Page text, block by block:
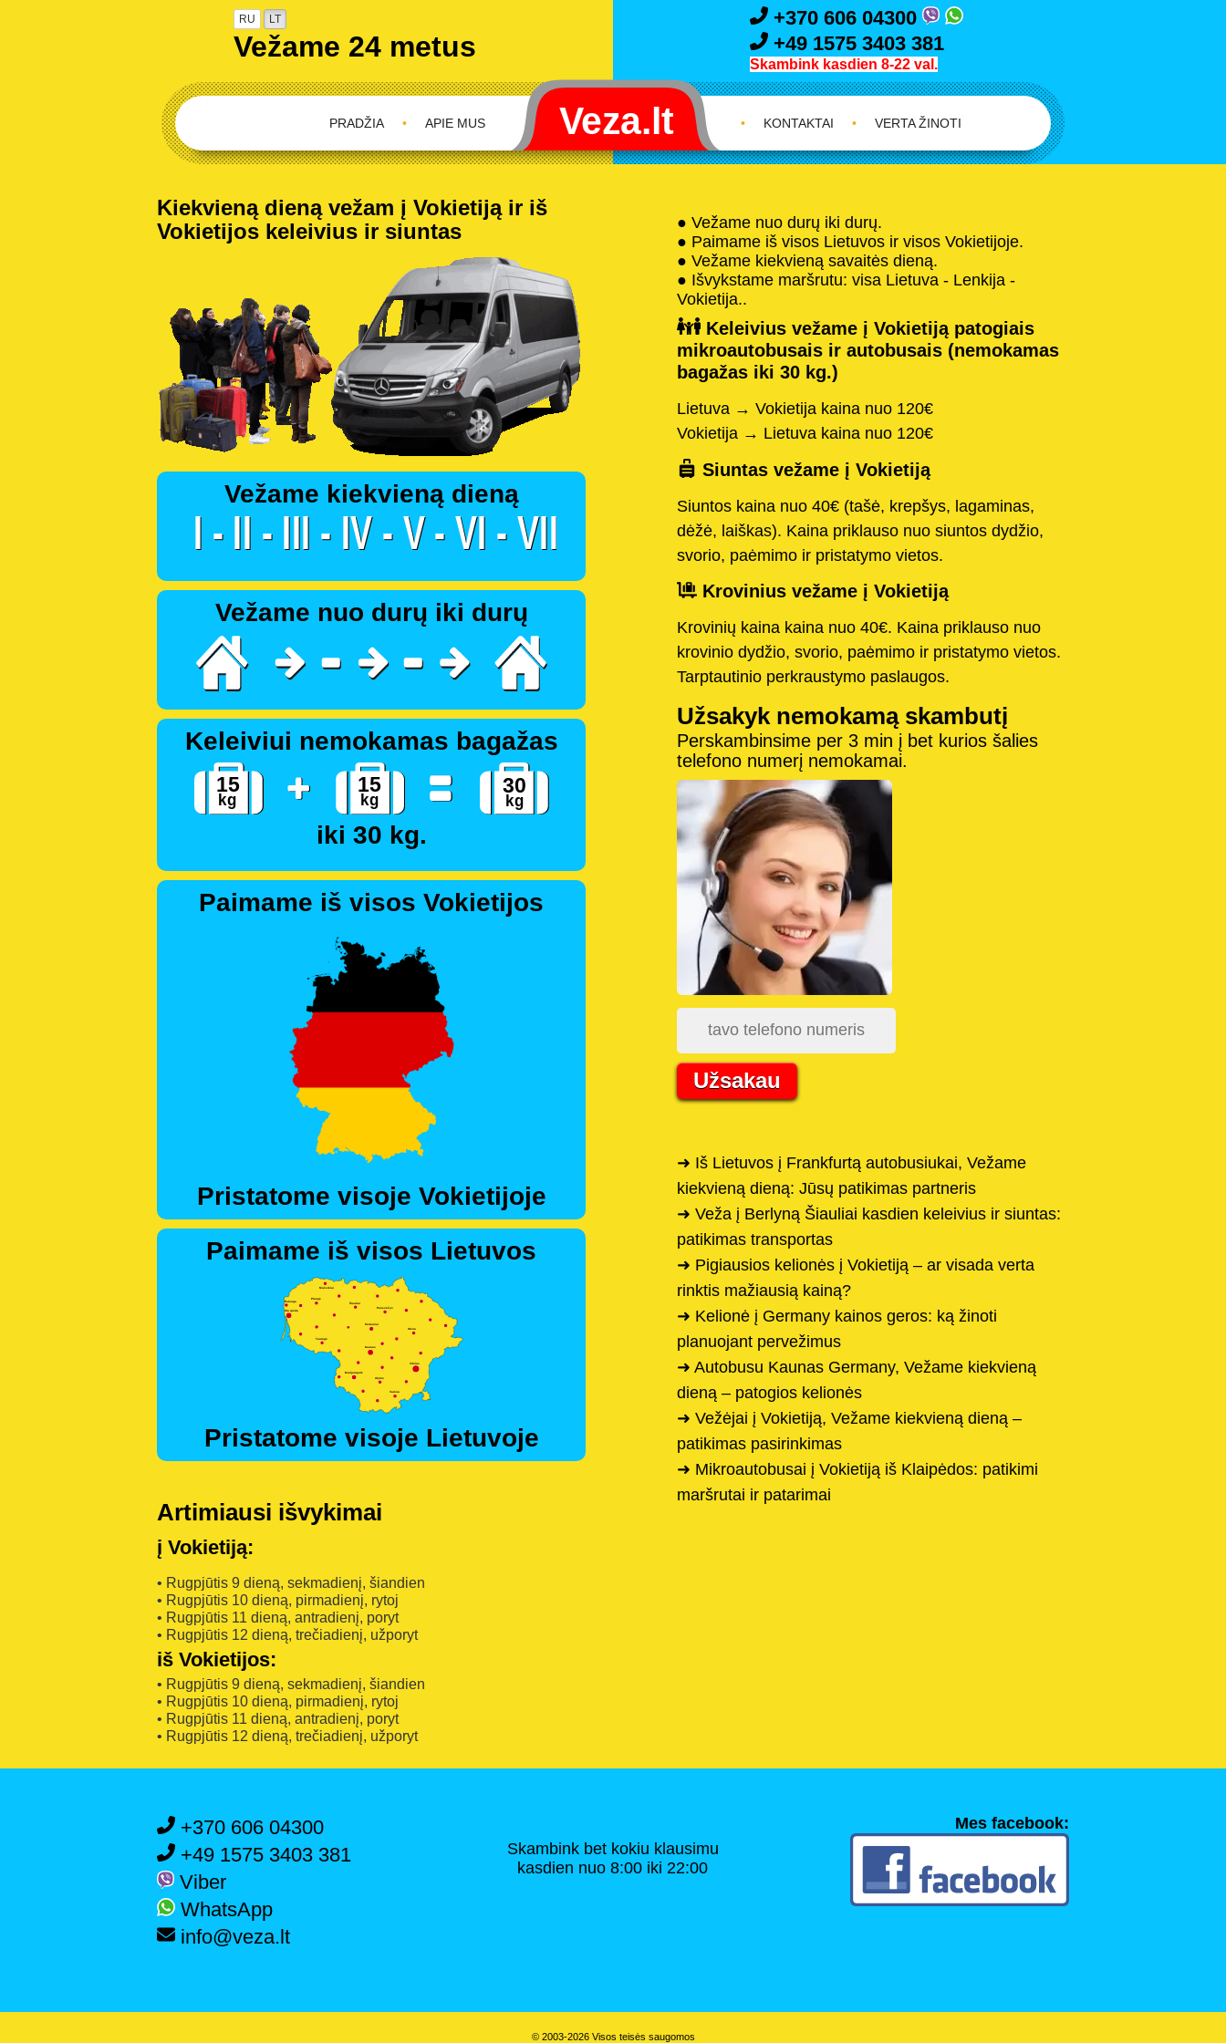
RU LT
Vežame 24 metus
+370 606 04300
+49 1575 3403 381
Skambink kasdien 8-22 val.
APIE MUS
•
PRADŽIA • KONTAKTAI • VERTA ŽINOTI
Kiekvieną dieną vežam į Vokietiją ir iš
Vokietijos keleivius ir siuntas
Vežame kiekvieną dieną
Vežame nuo durų iki durų
Keleiviui nemokamas bagažas
iki 30 kg.
Paimame iš visos Vokietijos
Pristatome visoje Vokietijoje
Paimame iš visos Lietuvos
Pristatome visoje Lietuvoje
Artimiausi išvykimai
į Vokietiją:
• Rugpjūtis 9 dieną, sekmadienį, šiandien
• Rugpjūtis 10 dieną, pirmadienį, rytoj
• Rugpjūtis 11 dieną, antradienį, poryt
• Rugpjūtis 12 dieną, trečiadienį, užporyt
iš Vokietijos:
• Rugpjūtis 9 dieną, sekmadienį, šiandien
• Rugpjūtis 10 dieną, pirmadienį, rytoj
• Rugpjūtis 11 dieną, antradienį, poryt
• Rugpjūtis 12 dieną, trečiadienį, užporyt
● Vežame nuo durų iki durų.
● Paimame iš visos Lietuvos ir visos Vokietijoje.
● Vežame kiekvieną savaitės dieną.
● Išvykstame maršrutu: visa Lietuva - Lenkija -
Vokietija..
Keleivius vežame į Vokietiją patogiais
mikroautobusais ir autobusais (nemokamas
bagažas iki 30 kg.)
Lietuva → Vokietija kaina nuo 120€
Vokietija → Lietuva kaina nuo 120€
Siuntas vežame į Vokietiją
Siuntos kaina nuo 40€ (tašė, krepšys, lagaminas,
dėžė, laiškas). Kaina priklauso nuo siuntos dydžio,
svorio, paėmimo ir pristatymo vietos.
Krovinius vežame į Vokietiją
Krovinių kaina kaina nuo 40€. Kaina priklauso nuo
krovinio dydžio, svorio, paėmimo ir pristatymo vietos.
Tarptautinio perkraustymo paslaugos.
Užsakyk nemokamą skambutį
Perskambinsime per 3 min į bet kurios šalies
telefono numerį nemokamai.
Užsakau
➜ Iš Lietuvos į Frankfurtą autobusiukai, Vežame
kiekvieną dieną: Jūsų patikimas partneris
➜ Veža į Berlyną Šiauliai kasdien keleivius ir siuntas:
patikimas transportas
➜ Pigiausios kelionės į Vokietiją – ar visada verta
rinktis mažiausią kainą?
➜ Kelionė į Germany kainos geros: ką žinoti
planuojant pervežimus
➜ Autobusu Kaunas Germany, Vežame kiekvieną
dieną – patogios kelionės
➜ Vežėjai į Vokietiją, Vežame kiekvieną dieną –
patikimas pasirinkimas
➜ Mikroautobusai į Vokietiją iš Klaipėdos: patikimi
maršrutai ir patarimai
+370 606 04300
+49 1575 3403 381
Viber
WhatsApp
info@veza.lt
Skambink bet kokiu klausimu
kasdien nuo 8:00 iki 22:00
Mes facebook:
© 2003-2026 Visos teisės saugomos